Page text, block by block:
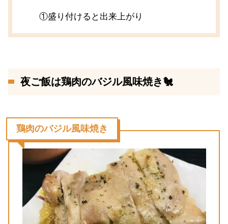
①盛り付けると出来上がり
夜ご飯は鶏肉のバジル風味焼き🐔
鶏肉のバジル風味焼き